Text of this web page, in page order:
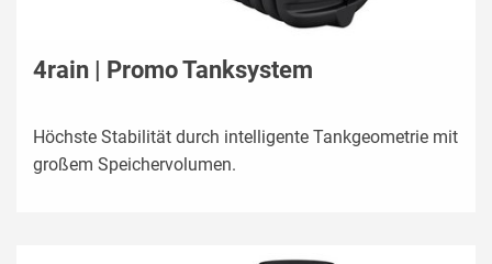
4rain | Promo Tanksystem
Höchste Stabilität durch intelligente Tankgeometrie mit
großem Speichervolumen.